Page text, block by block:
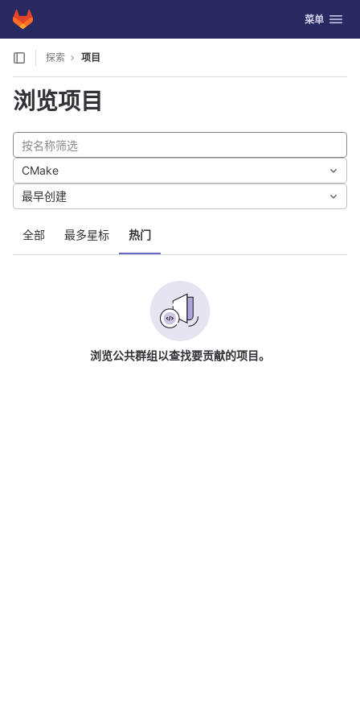
Skip to content
GitLab 切换导航
菜单
探索 项目
浏览项目
全部 最多星标 热门
CMake
最早创建
浏览公共群组以查找要贡献的项目。